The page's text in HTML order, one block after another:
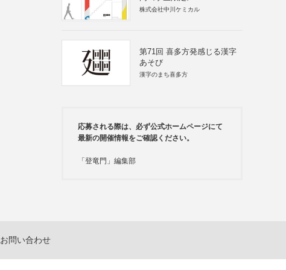
株式会社中川ケミカル
第71回 喜多方発感じる漢字
あそび
漢字のまち喜多方
応募される際は、必ず公式ホームページにて
最新の開催情報をご確認ください。
「登竜門」編集部
お問い合わせ